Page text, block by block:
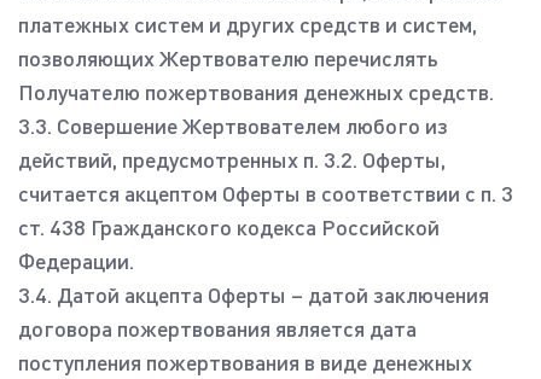
платежных систем и других средств и систем,
позволяющих Жертвователю перечислять
Получателю пожертвования денежных средств.
3.3. Совершение Жертвователем любого из
действий, предусмотренных п. 3.2. Оферты,
считается акцептом Оферты в соответствии с п. 3
ст. 438 Гражданского кодекса Российской
Федерации.
3.4. Датой акцепта Оферты – датой заключения
договора пожертвования является дата
поступления пожертвования в виде денежных